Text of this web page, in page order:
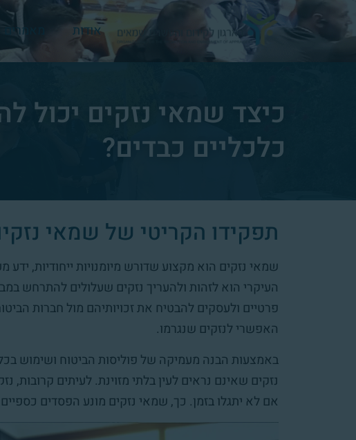
אודות מאמרים
כיצד שמאי נזקים יכול
כלכליים כבדים?
תפקידו הקריטי של שמאי
שמאי נזקים הוא מקצוע שדורש מיומנויות ייחודיות, ידע
העיקרי הוא לזהות ולהעריך נזקים שעלולים להתרחש
פרטיים ולעסקים להבטיח את זכויותיהם מול חברות
האפשרי לנזקים שנגרמו.
באמצעות הבנה מעמיקה של פוליסות הביטוח ושימוש
נזקים שאינם נראים לעין בלתי מזוינת. לעיתים קרובות,
אם לא יתגלו בזמן. כך, שמאי נזקים מונע הפסדים